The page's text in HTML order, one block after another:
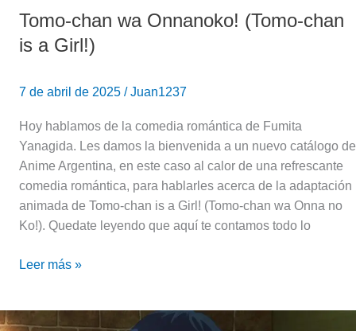
Tomo-chan wa Onnanoko! (Tomo-chan
is a Girl!)
7 de abril de 2025 /Juan1237
Hoy hablamos de la comedia romántica de Fumita
Yanagida. Les damos la bienvenida a un nuevo catálogo de
Anime Argentina, en este caso al calor de una refrescante
comedia romántica, para hablarles acerca de la adaptación
animada de Tomo-chan is a Girl! (Tomo-chan wa Onna no
Ko!). Quedate leyendo que aquí te contamos todo lo
Leer más »
¡Más